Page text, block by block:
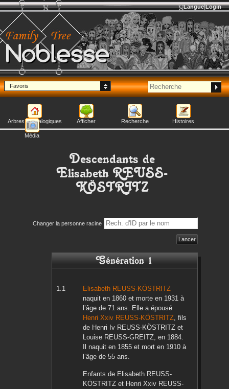
Noblesse
Langue Login
Favoris
Arbres généalogiques Afficher Recherche Histoires
Média
Descendants de
Elisabeth REUSS-
KÖSTRITZ
Changer la personne racine
Génération 1
ElisabethREUSS-KÖSTRITZ
naquit en 1860et morte en 1931à
l’âge de 71 ans. Elle a épousé
Henri XxivREUSS-KÖSTRITZ, fils
de Henri IvREUSS-KÖSTRITZet
LouiseREUSS-GREITZ, en 1884.
Il naquit en 1855et mort en 1910à
l’âge de 55 ans.
Enfants de ElisabethREUSS-
KÖSTRITZet Henri XxivREUSS-